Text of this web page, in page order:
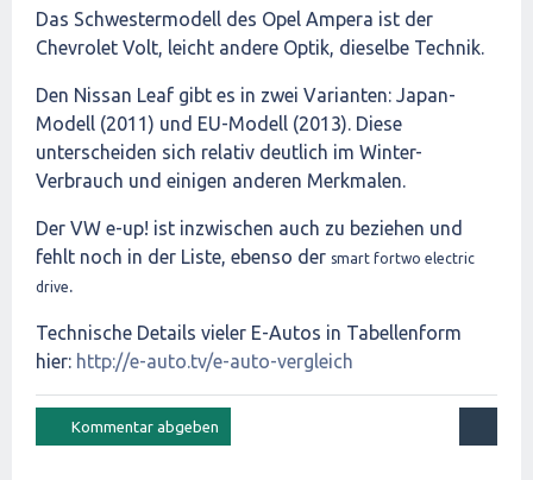
Das Schwestermodell des Opel Ampera ist der
Chevrolet Volt, leicht andere Optik, dieselbe Technik.
Den Nissan Leaf gibt es in zwei Varianten: Japan-
Modell (2011) und EU-Modell (2013). Diese
unterscheiden sich relativ deutlich im Winter-
Verbrauch und einigen anderen Merkmalen.
Der VW e-up! ist inzwischen auch zu beziehen und
fehlt noch in der Liste, ebenso der smart fortwo electric
drive.
Technische Details vieler E-Autos in Tabellenform
hier: http://e-auto.tv/e-auto-vergleich